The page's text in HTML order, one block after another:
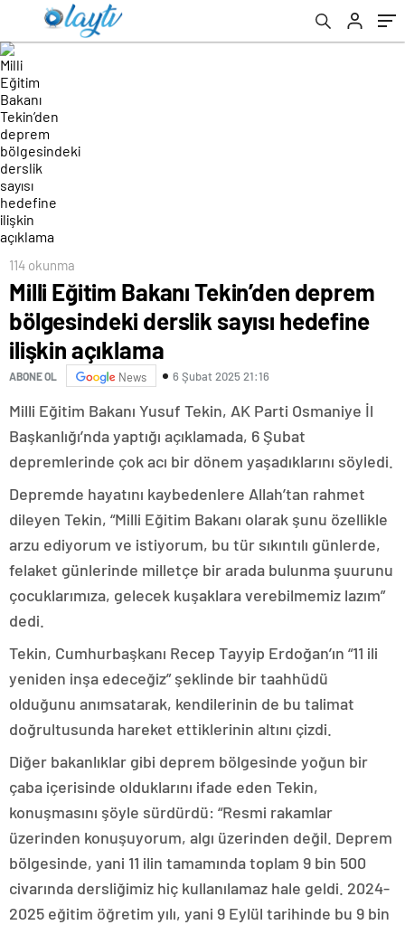
açıklama
114 okunma
Milli Eğitim Bakanı Tekin’den deprem
bölgesindeki derslik sayısı hedefine
ilişkin açıklama
ABONE OL News 6 Şubat 2025 21:16
Milli Eğitim Bakanı Yusuf Tekin, AK Parti Osmaniye İl
Başkanlığı’nda yaptığı açıklamada, 6 Şubat
depremlerinde çok acı bir dönem yaşadıklarını söyledi.
Depremde hayatını kaybedenlere Allah’tan rahmet
dileyen Tekin, “Milli Eğitim Bakanı olarak şunu özellikle
arzu ediyorum ve istiyorum, bu tür sıkıntılı günlerde,
felaket günlerinde milletçe bir arada bulunma şuurunu
çocuklarımıza, gelecek kuşaklara verebilmemiz lazım”
dedi.
Tekin, Cumhurbaşkanı Recep Tayyip Erdoğan’ın “11 ili
yeniden inşa edeceğiz” şeklinde bir taahhüdü
olduğunu anımsatarak, kendilerinin de bu talimat
doğrultusunda hareket ettiklerinin altını çizdi.
Diğer bakanlıklar gibi deprem bölgesinde yoğun bir
çaba içerisinde olduklarını ifade eden Tekin,
konuşmasını şöyle sürdürdü: “Resmi rakamlar
üzerinden konuşuyorum, algı üzerinden değil. Deprem
bölgesinde, yani 11 ilin tamamında toplam 9 bin 500
civarında dersliğimiz hiç kullanılamaz hale geldi. 2024-
2025 eğitim öğretim yılı, yani 9 Eylül tarihinde bu 9 bin